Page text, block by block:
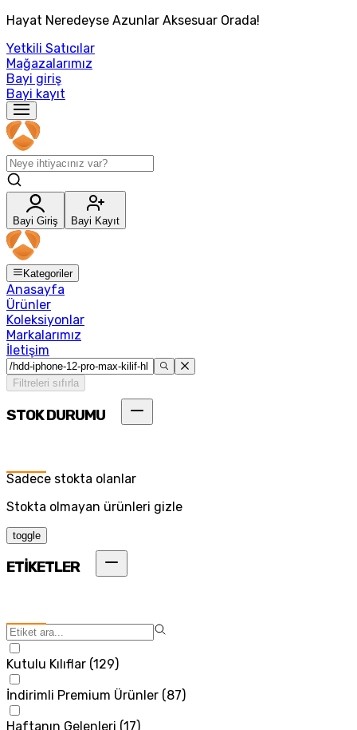
Hayat Neredeyse Azunlar Aksesuar Orada!
Yetkili Satıcılar
Mağazalarımız
Bayi giriş
Bayi kayıt
Bayi Giriş Bayi Kayıt
Kategoriler
Anasayfa
Ürünler
Koleksiyonlar
Markalarımız
İletişim
Filtreleri sıfırla
STOK DURUMU
Sadece stokta olanlar
Stokta olmayan ürünleri gizle
toggle
ETİKETLER
Kutulu Kılıflar (129)
İndirimli Premium Ürünler (87)
Haftanın Gelenleri (17)